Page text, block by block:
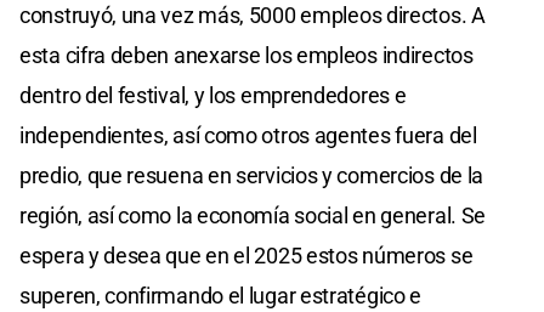
construyó, una vez más, 5000 empleos directos. A
esta cifra deben anexarse los empleos indirectos
dentro del festival, y los emprendedores e
independientes, así como otros agentes fuera del
predio, que resuena en servicios y comercios de la
región, así como la economía social en general. Se
espera y desea que en el 2025 estos números se
superen, confirmando el lugar estratégico e